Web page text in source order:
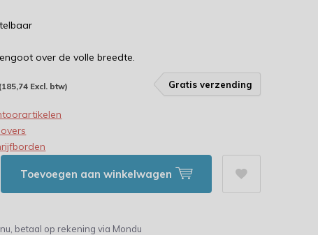
over de volle breedte.
(185,74 Excl. btw) Gratis verzending
Toevoegen aan winkelwagen
betaal op rekening via Mondu